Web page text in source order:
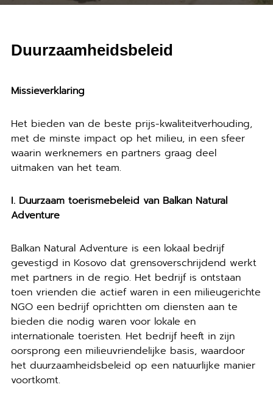
Duurzaamheidsbeleid
Missieverklaring
Het bieden van de beste prijs-kwaliteitverhouding,
met de minste impact op het milieu, in een sfeer
waarin werknemers en partners graag deel
uitmaken van het team.
I. Duurzaam toerismebeleid van Balkan Natural
Adventure
Balkan Natural Adventure is een lokaal bedrijf
gevestigd in Kosovo dat grensoverschrijdend werkt
met partners in de regio. Het bedrijf is ontstaan
toen vrienden die actief waren in een milieugerichte
NGO een bedrijf oprichtten om diensten aan te
bieden die nodig waren voor lokale en
internationale toeristen. Het bedrijf heeft in zijn
oorsprong een milieuvriendelijke basis, waardoor
het duurzaamheidsbeleid op een natuurlijke manier
voortkomt.